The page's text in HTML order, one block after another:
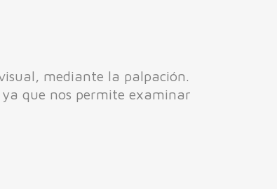
mediante la palpación.
ya que nos permite examinar